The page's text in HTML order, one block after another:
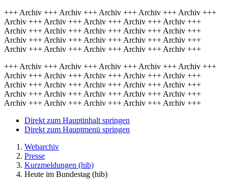
+++ Archiv +++ Archiv +++ Archiv +++ Archiv +++ Archiv +++
Archiv +++ Archiv +++ Archiv +++ Archiv +++ Archiv +++
Archiv +++ Archiv +++ Archiv +++ Archiv +++ Archiv +++
Archiv +++ Archiv +++ Archiv +++ Archiv +++ Archiv +++
Archiv +++ Archiv +++ Archiv +++ Archiv +++ Archiv +++
+++ Archiv +++ Archiv +++ Archiv +++ Archiv +++ Archiv +++
Archiv +++ Archiv +++ Archiv +++ Archiv +++ Archiv +++
Archiv +++ Archiv +++ Archiv +++ Archiv +++ Archiv +++
Archiv +++ Archiv +++ Archiv +++ Archiv +++ Archiv +++
Archiv +++ Archiv +++ Archiv +++ Archiv +++ Archiv +++
Direkt zum Hauptinhalt springen
Direkt zum Hauptmenü springen
Webarchiv
Presse
Kurzmeldungen (hib)
Heute im Bundestag (hib)